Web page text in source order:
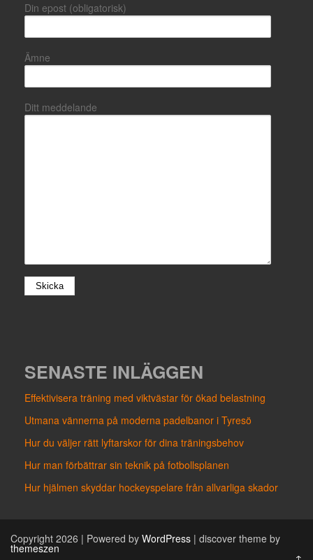
Din epost (obligatorisk)
Ämne
Ditt meddelande
SENASTE INLÄGGEN
Effektivisera träning med viktvästar för ökad belastning
Utmana vännerna på moderna padelbanor i Tyresö
Hur du väljer rätt lyftarskor för dina träningsbehov
Hur man förbättrar sin teknik på fotbollsplanen
Hur hjälmen skyddar hockeyspelare från allvarliga skador
Copyright 2026 | Powered by WordPress | discover theme by
themeszen